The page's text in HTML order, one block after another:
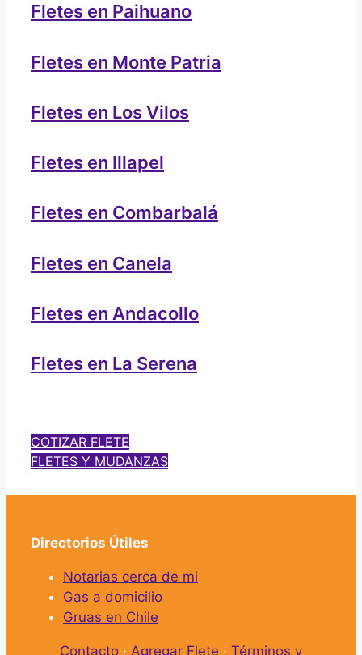
Fletes en Paihuano
Fletes en Monte Patria
Fletes en Los Vilos
Fletes en Illapel
Fletes en Combarbalá
Fletes en Canela
Fletes en Andacollo
Fletes en La Serena
COTIZAR FLETE
FLETES Y MUDANZAS
Directorios Útiles
Notarias cerca de mi
Gas a domicilio
Gruas en Chile
Contacto · Agregar Flete · Términos y